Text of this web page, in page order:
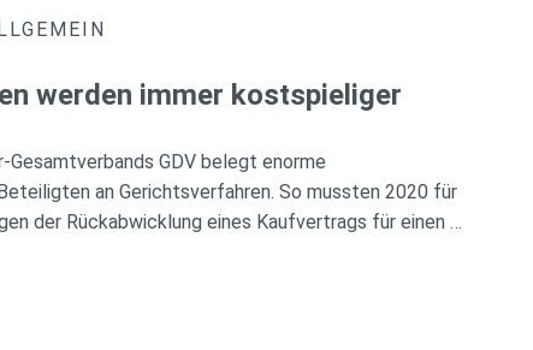
werden immer kostspieliger
Gesamtverbands GDV belegt enorme
an Gerichtsverfahren. So mussten 2020 für
der Rückabwicklung eines Kaufvertrags für einen …